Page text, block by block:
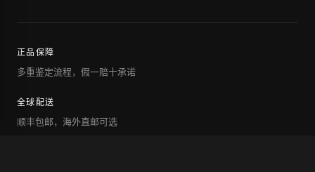
正品保障
多重鉴定流程，假一赔十承诺
全球配送
顺丰包邮，海外直邮可选